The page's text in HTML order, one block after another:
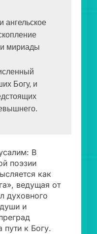
ангельское
и мириады
Богу, и
В
поэзии
как
ведущая от
духовного
и
к Богу.